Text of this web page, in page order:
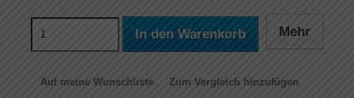
In den Warenkorb Mehr
Auf meine Wunschliste Zum Vergleich hinzufügen